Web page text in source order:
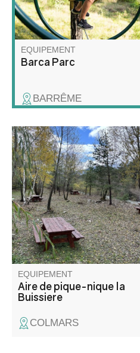
archery touch, gelly tag et
lancer de hache !
EQUIPEMENT
Barca Parc
BARRÊME
Aire de pique-nique disposant
de quatre grandes tables
idéalement située au bord du
verdon à l'ombre des arbres.
Vous pourrez rejoindre
Colmars en 10 minutes à pied.
EQUIPEMENT
Aire de pique-nique la
Buissiere
COLMARS